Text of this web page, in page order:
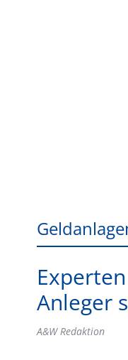
Anleger
A&W Redaktion